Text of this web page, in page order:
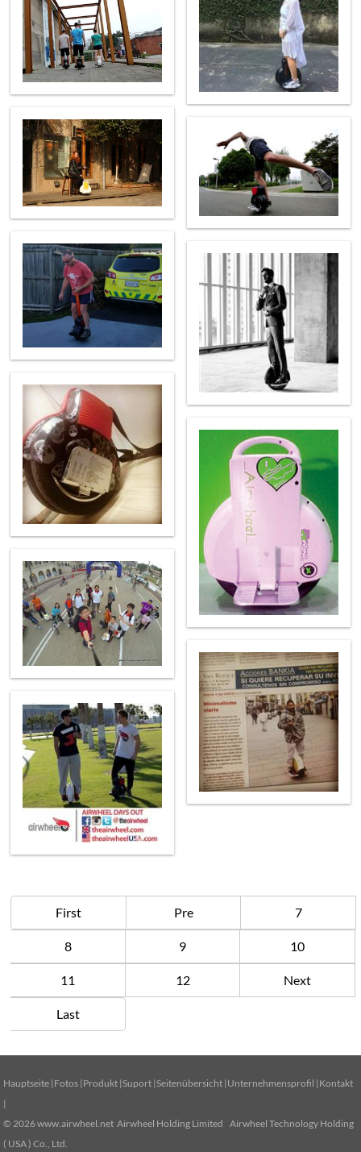
First Pre 7
8 9 10
11 12 Next
Last
Hauptseite | Fotos | Produkt |Suport |Seitenübersicht | Unternehmensprofil | Kontakt
|
© 2026www.airwheel.net Airwheel Holding Limited Airwheel Technology Holding
( USA ) Co., Ltd.